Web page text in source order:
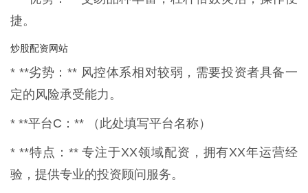
捷。
炒股配资网站
* **劣势：** 风控体系相对较弱，需要投资者具备一
定的风险承受能力。
* **平台C：** （此处填写平台名称）
* **特点：** 专注于XX领域配资，拥有XX年运营经
验，提供专业的投资顾问服务。